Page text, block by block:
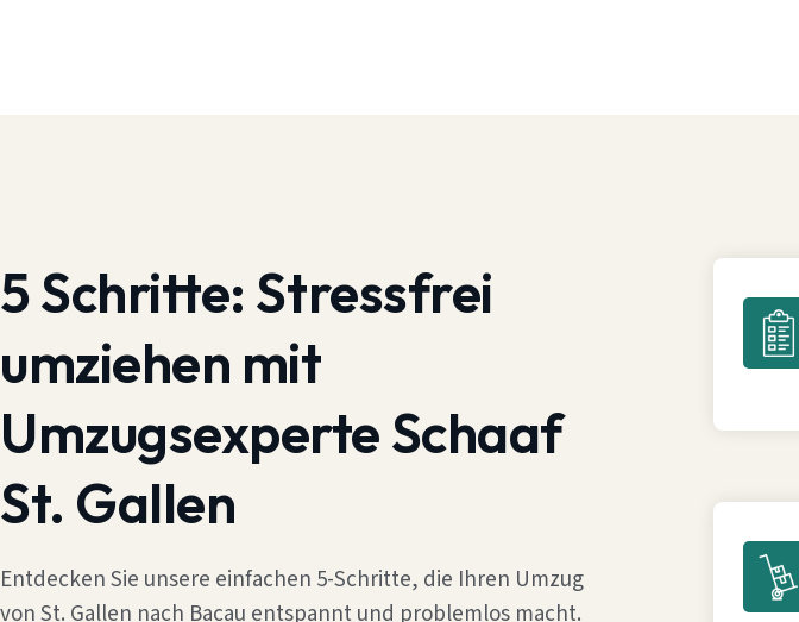
5 Schritte: Stressfrei
umziehen mit
Umzugsexperte Schaaf
St. Gallen
Entdecken Sie unsere einfachen 5-Schritte, die Ihren Umzug
von St. Gallen nach Bacau entspannt und problemlos macht.